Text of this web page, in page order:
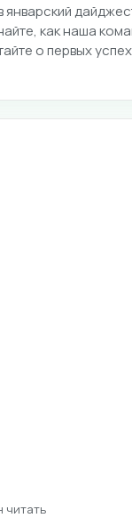
январский
как наша
о первых
читать